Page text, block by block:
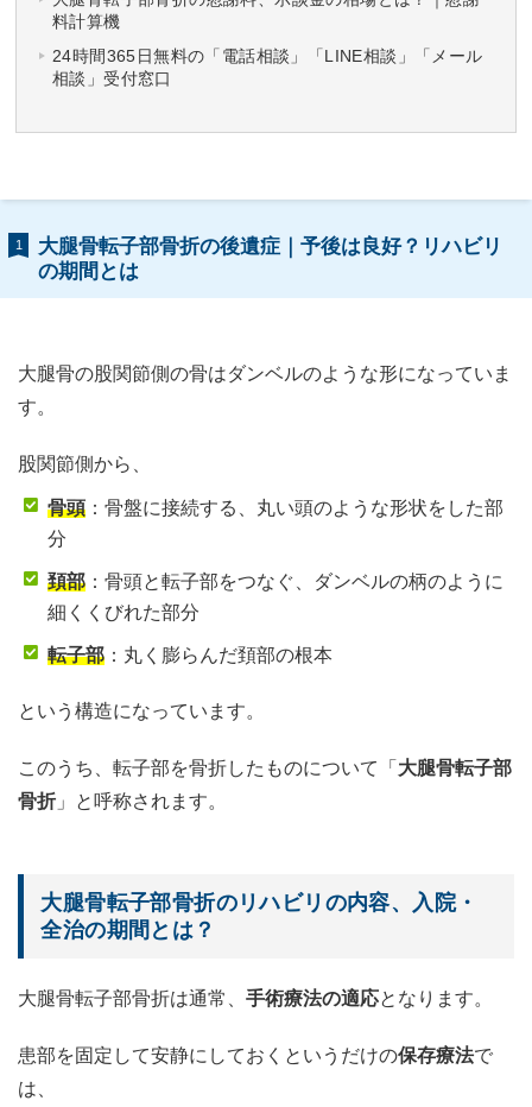
料計算機
24時間365日無料の「電話相談」「LINE相談」「メール
相談」受付窓口
1
大腿骨転子部骨折の後遺症｜予後は良好？リハビリ
の期間とは
大腿骨の股関節側の骨はダンベルのような形になっていま
す。
股関節側から、
骨頭 ：骨盤に接続する、丸い頭のような形状をした部
分
頚部 ：骨頭と転子部をつなぐ、ダンベルの柄のように
細くくびれた部分
転子部 ：丸く膨らんだ頚部の根本
という構造になっています。
このうち、転子部を骨折したものについて「 大腿骨転子部
骨折 」と呼称されます。
大腿骨転子部骨折のリハビリの内容、入院・
全治の期間とは？
大腿骨転子部骨折は通常、 手術療法の適応となります。
患部を固定して安静にしておくというだけの保存療法で
は、